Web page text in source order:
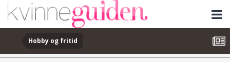
Hobby og fritid